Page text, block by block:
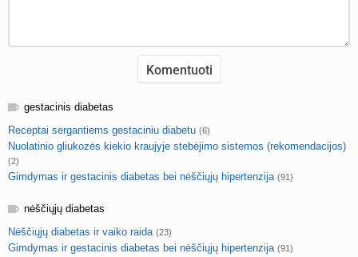
gestacinis diabetas
Receptai sergantiems gestaciniu diabetu (6)
Nuolatinio gliukozės kiekio kraujyje stebėjimo sistemos (rekomendacijos)
(2)
Gimdymas ir gestacinis diabetas bei nėščiųjų hipertenzija (91)
nėščiųjų diabetas
Nėščiųjų diabetas ir vaiko raida (23)
Gimdymas ir gestacinis diabetas bei nėščiųjų hipertenzija (91)